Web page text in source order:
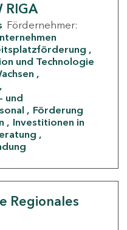
RIGA
Fördernehmer:
und Technologie
und
Förderung
Investitionen in
Regionales